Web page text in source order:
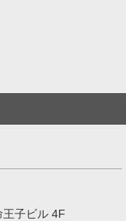
子ビル 4F